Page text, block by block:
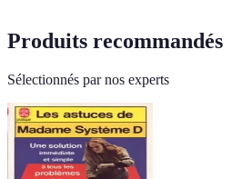
Produits recommandés
Sélectionnés par nos experts